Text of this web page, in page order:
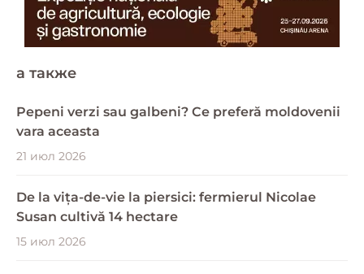
a также
Pepeni verzi sau galbeni? Ce preferă moldovenii
vara aceasta
21 июл 2026
De la vița-de-vie la piersici: fermierul Nicolae
Susan cultivă 14 hectare
15 июл 2026